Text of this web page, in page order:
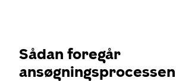
Sådan foregår
ansøgningsprocessen